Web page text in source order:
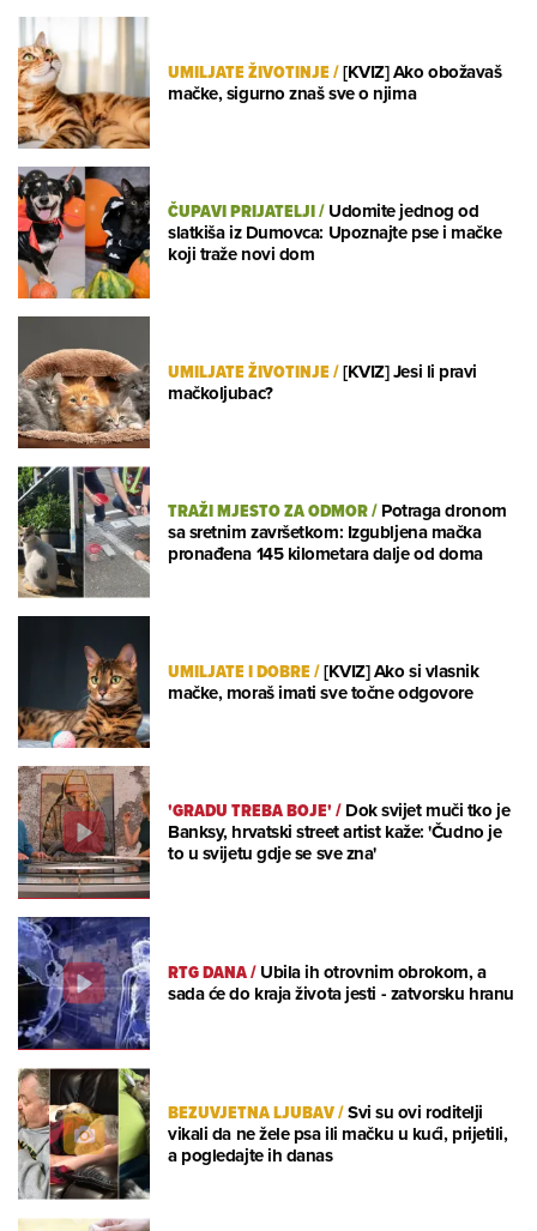
UMILJATE ŽIVOTINJE/[KVIZ] Ako obožavaš
mačke, sigurno znaš sve o njima
ČUPAVI PRIJATELJI/Udomite jednog od
slatkiša iz Dumovca: Upoznajte pse i mačke
koji traže novi dom
UMILJATE ŽIVOTINJE/[KVIZ] Jesi li pravi
mačkoljubac?
TRAŽI MJESTO ZA ODMOR/Potraga dronom
sa sretnim završetkom: Izgubljena mačka
pronađena 145 kilometara dalje od doma
UMILJATE I DOBRE/[KVIZ] Ako si vlasnik
mačke, moraš imati sve točne odgovore
'GRADU TREBA BOJE'/Dok svijet muči tko je
Banksy, hrvatski street artist kaže: 'Čudno je
to u svijetu gdje se sve zna'
RTG DANA/Ubila ih otrovnim obrokom, a
sada će do kraja života jesti - zatvorsku hranu
BEZUVJETNA LJUBAV/Svi su ovi roditelji
vikali da ne žele psa ili mačku u kući, prijetili,
a pogledajte ih danas